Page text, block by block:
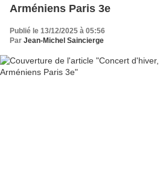
Arméniens Paris 3e
Publié le 13/12/2025 à 05:56
Par Jean-Michel Saincierge